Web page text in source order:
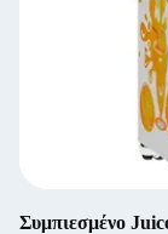
Συμπιεσμένο